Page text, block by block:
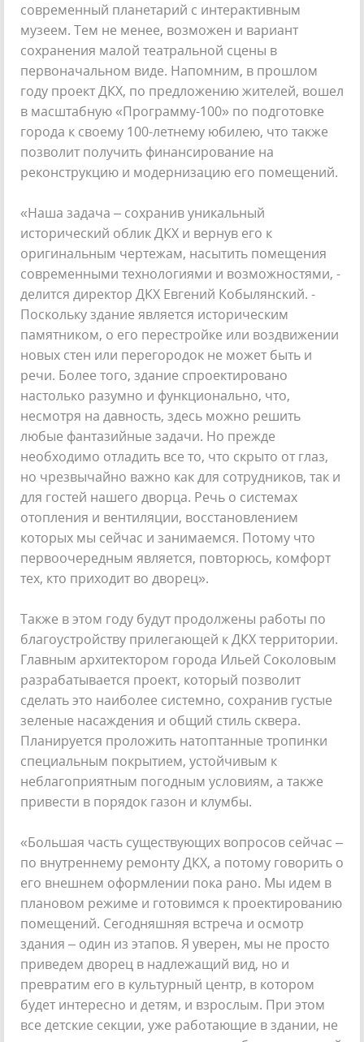
современный планетарий с интерактивным
музеем. Тем не менее, возможен и вариант
сохранения малой театральной сцены в
первоначальном виде. Напомним, в прошлом
году проект ДКХ, по предложению жителей, вошел
в масштабную «Программу-100» по подготовке
города к своему 100-летнему юбилею, что также
позволит получить финансирование на
реконструкцию и модернизацию его помещений.
«Наша задача ‒ сохранив уникальный
исторический облик ДКХ и вернув его к
оригинальным чертежам, насытить помещения
современными технологиями и возможностями, -
делится директор ДКХ Евгений Кобылянский. -
Поскольку здание является историческим
памятником, о его перестройке или воздвижении
новых стен или перегородок не может быть и
речи. Более того, здание спроектировано
настолько разумно и функционально, что,
несмотря на давность, здесь можно решить
любые фантазийные задачи. Но прежде
необходимо отладить все то, что скрыто от глаз,
но чрезвычайно важно как для сотрудников, так и
для гостей нашего дворца. Речь о системах
отопления и вентиляции, восстановлением
которых мы сейчас и занимаемся. Потому что
первоочередным является, повторюсь, комфорт
тех, кто приходит во дворец».
Также в этом году будут продолжены работы по
благоустройству прилегающей к ДКХ территории.
Главным архитектором города Ильей Соколовым
разрабатывается проект, который позволит
сделать это наиболее системно, сохранив густые
зеленые насаждения и общий стиль сквера.
Планируется проложить натоптанные тропинки
специальным покрытием, устойчивым к
неблагоприятным погодным условиям, а также
привести в порядок газон и клумбы.
«Большая часть существующих вопросов сейчас –
по внутреннему ремонту ДКХ, а потому говорить о
его внешнем оформлении пока рано. Мы идем в
плановом режиме и готовимся к проектированию
помещений. Сегодняшняя встреча и осмотр
здания – один из этапов. Я уверен, мы не просто
приведем дворец в надлежащий вид, но и
превратим его в культурный центр, в котором
будет интересно и детям, и взрослым. При этом
все детские секции, уже работающие в здании, не